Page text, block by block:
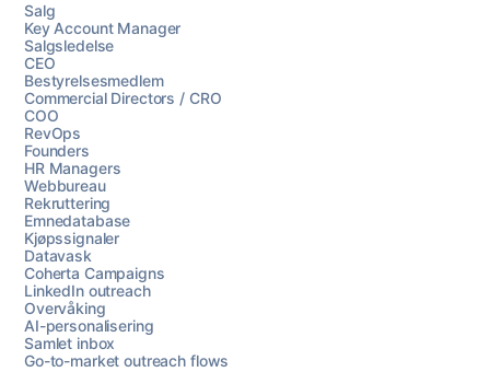
Salg
Key Account Manager
Salgsledelse
CEO
Bestyrelsesmedlem
Commercial Directors / CRO
COO
RevOps
Founders
HR Managers
Webbureau
Rekruttering
Emnedatabase
Kjøpssignaler
Datavask
Coherta Campaigns
LinkedIn outreach
Overvåking
AI-personalisering
Samlet inbox
Go-to-market outreach flows